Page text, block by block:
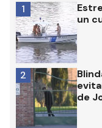
un
1
de
2